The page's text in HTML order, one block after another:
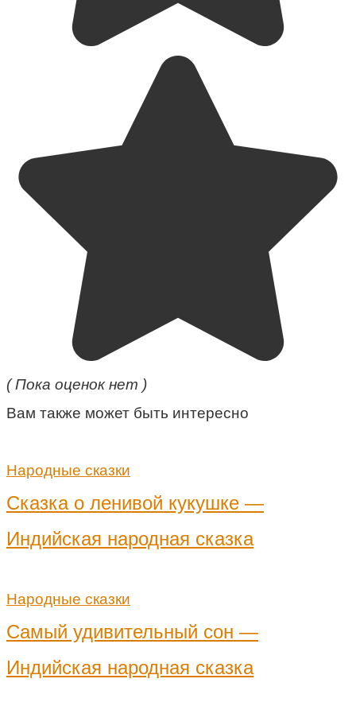
( Пока оценок нет )
Вам также может быть интересно
Народные сказки
Сказка о ленивой кукушке —
Индийская народная сказка
Народные сказки
Самый удивительный сон —
Индийская народная сказка